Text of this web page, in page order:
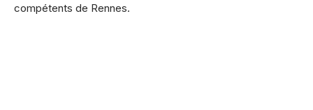
compétents de Rennes.